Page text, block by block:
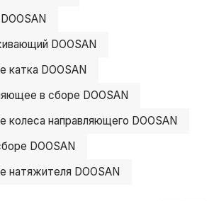
DOOSAN
DOOSAN
в сборе DOOSAN
направляющего DOOSAN
DOOSAN
натяжителя DOOSAN